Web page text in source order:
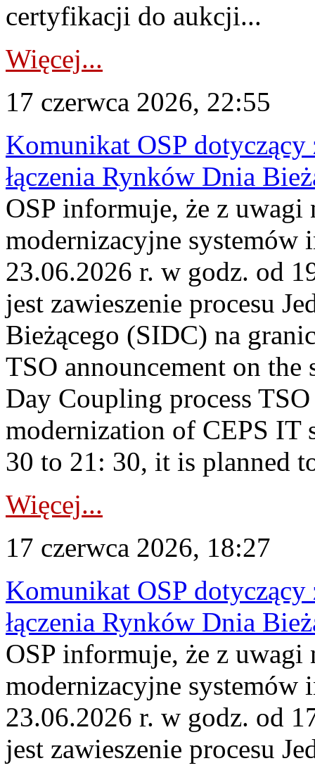
certyfikacji do aukcji...
Więcej...
17 czerwca 2026, 22:55
Komunikat OSP dotyczący
łączenia Rynków Dnia
OSP informuje, że z uwagi
modernizacyjne
23.06.2026 r. w godz. od
jest zawieszenie procesu
Bieżącego (SIDC) na
TSO announcement on
Day Coupling process
modernization of CEPS IT
30 to 21: 30, it is planned
Więcej...
17 czerwca 2026, 18:27
Komunikat OSP dotyczący
łączenia Rynków Dnia
OSP informuje, że z uwagi
modernizacyjne systemów
23.06.2026 r. w godz. od
jest zawieszenie procesu